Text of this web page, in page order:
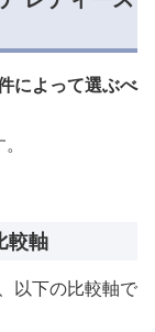
によって選ぶべ
較軸
以下の比較軸で